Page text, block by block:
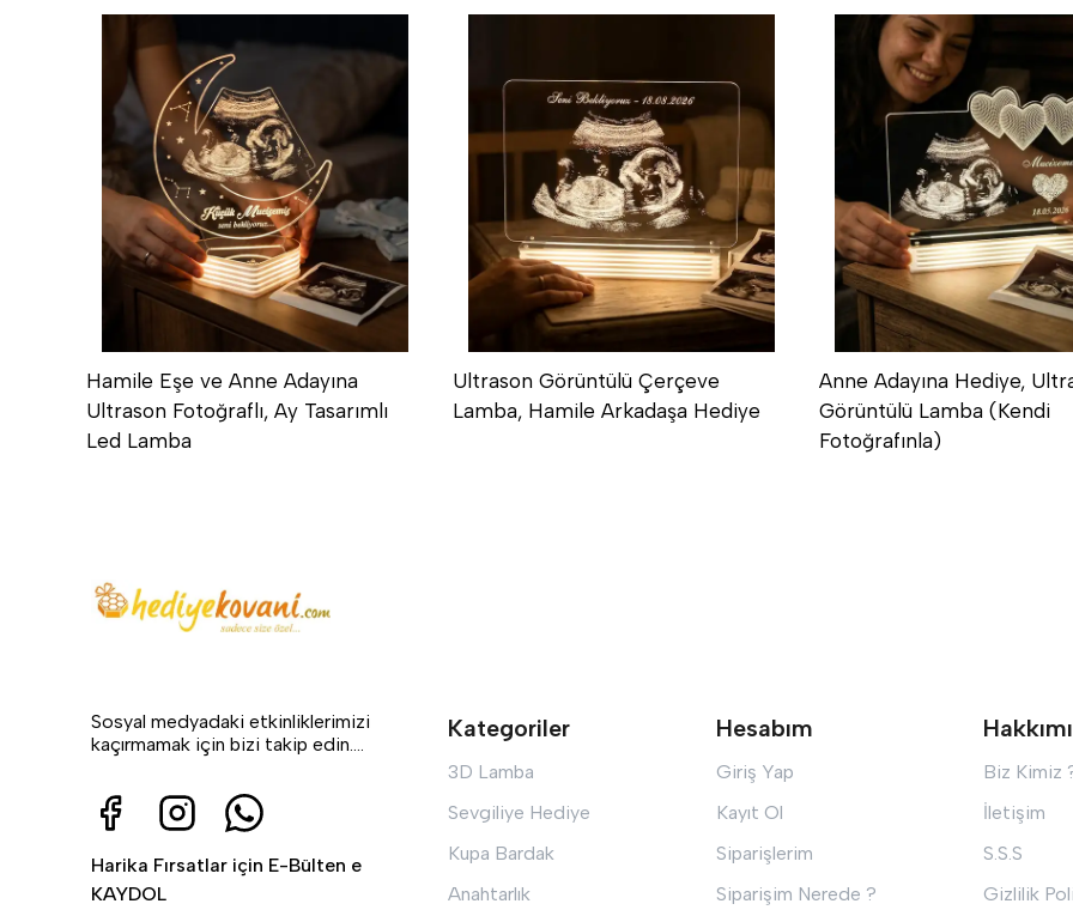
Hamile Eşe ve Anne Adayına
Ultrason Fotoğraflı, Ay Tasarımlı
Led Lamba
Ultrason Görüntülü Çerçeve
Lamba, Hamile Arkadaşa Hediye
Anne Adayına Hediye,
Görüntülü Lamba (Kendi
Fotoğrafınla)
Kategoriler
3D Lamba
Sevgiliye Hediye
Kupa Bardak
Anahtarlık
Hesabım
Giriş Yap
Kayıt Ol
Siparişlerim
Siparişim Nerede ?
Biz Kimiz
İletişim
S.S.S
Gizlilik
Sosyal medyadaki etkinliklerimizi
kaçırmamak için bizi takip edin....
Harika Fırsatlar için E-Bülten e
KAYDOL